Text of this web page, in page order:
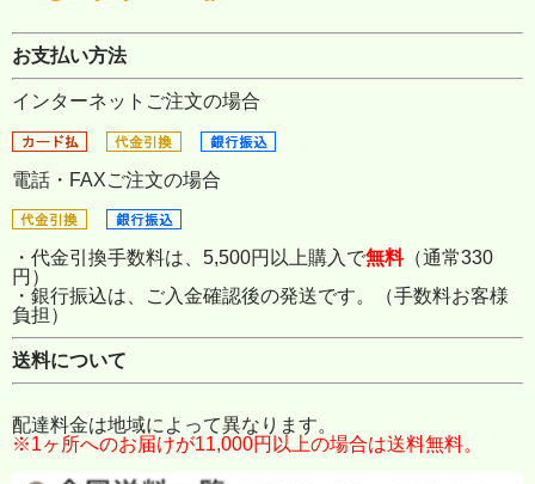
お支払い方法
インターネットご注文の場合
電話・FAXご注文の場合
・代金引換手数料は、5,500円以上購入で無料（通常330
円）
・銀行振込は、ご入金確認後の発送です。（手数料お客様
負担）
送料について
配達料金は地域によって異なります。
※1ヶ所へのお届けが11,000円以上の場合は送料無料。